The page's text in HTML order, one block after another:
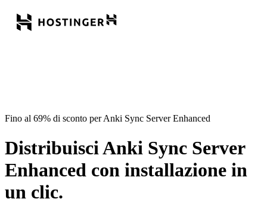
Fino al 69% di sconto per Anki Sync Server Enhanced
Distribuisci Anki Sync Server
Enhanced con installazione in
un clic.